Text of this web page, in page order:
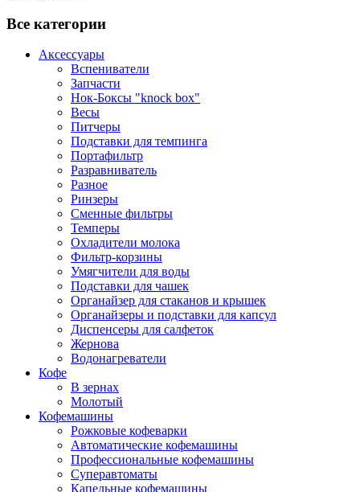
Все категории
Аксессуары
Вспениватели
Запчасти
Нок-Боксы "knock box"
Весы
Питчеры
Подставки для темпинга
Портафильтр
Разравниватель
Разное
Ринзеры
Сменные фильтры
Темперы
Охладители молока
Фильтр-корзины
Умягчители для воды
Подставки для чашек
Органайзер для стаканов и крышек
Органайзеры и подставки для капсул
Диспенсеры для салфеток
Жернова
Водонагреватели
Кофе
В зернах
Молотый
Кофемашины
Рожковые кофеварки
Автоматические кофемашины
Профессиональные кофемашины
Суперавтоматы
Капельные кофемашины